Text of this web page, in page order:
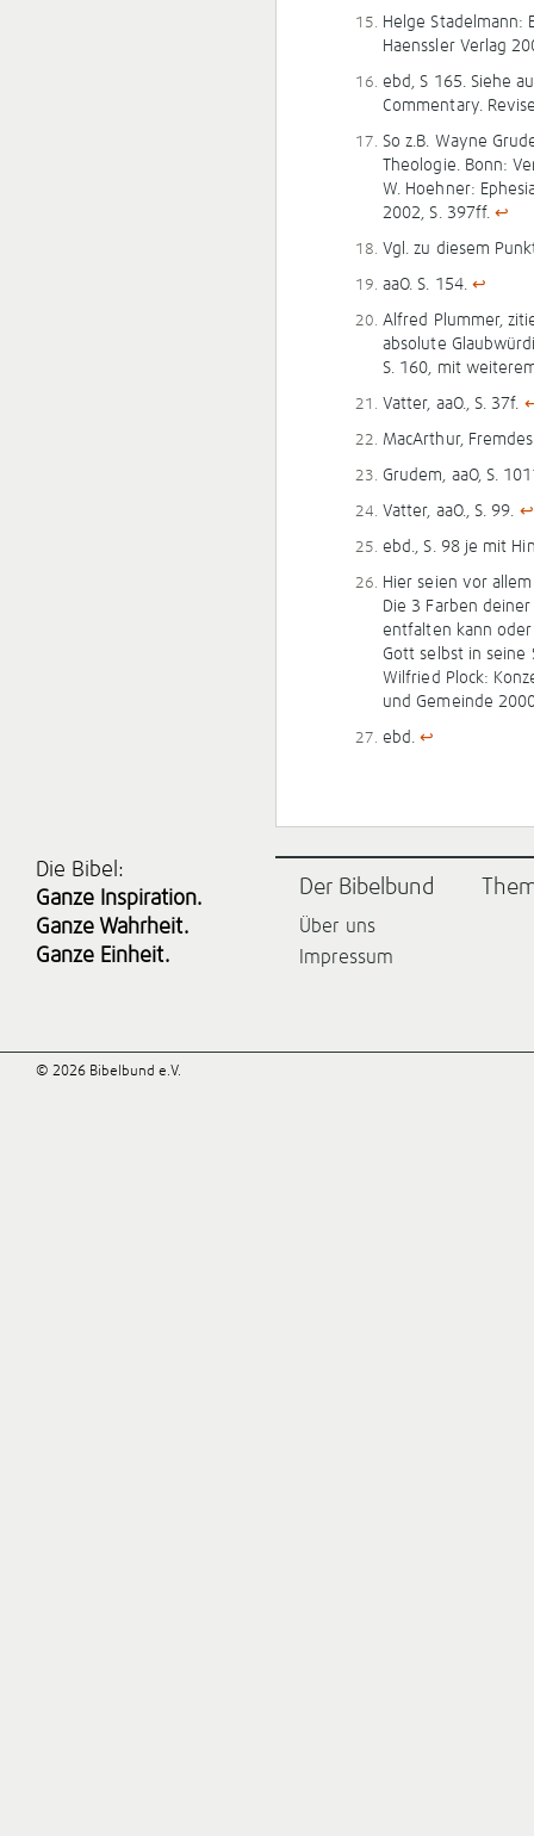
Helge Stadelmann:
Haenssler Verlag
ebd, S 165. Siehe
Commentary.
So z.B. Wayne
Theologie. Bonn:
W. Hoehner:
2002, S. 397ff.↩
Vgl. zu diesem
aaO. S. 154. ↩
Alfred Plummer,
absolute
S. 160, mit
Vatter, aaO., S. 37f.
MacArthur,
Grudem, aaO, S.
Vatter, aaO., S. 99. ↩
ebd., S. 98 je mit
Hier seien vor
Die 3 Farben
entfalten kann oder
Gott selbst in seine
Wilfried Plock:
und Gemeinde
ebd.↩
Die Bibel:
Ganze Inspiration.
Ganze Wahrheit.
Ganze Einheit.
Der Bibelbund
Über uns
Impressum
© 2026 Bibelbund e.V.